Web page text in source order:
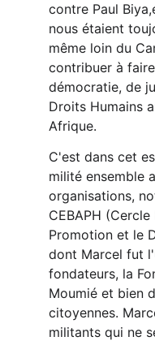
contre Paul
nous étaient
même loin du
contribuer à
démocratie, de
Droits Humains
Afrique.
C'est dans cet
milité ensemble
organisations,
CEBAPH
Promotion et le
dont Marcel fut
fondateurs, la
Moumié et bien
citoyennes.
militants qui ne